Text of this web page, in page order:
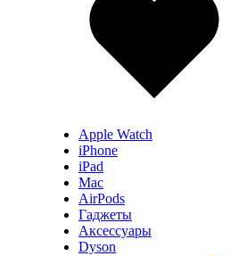
Apple Watch
iPhone
iPad
Mac
AirPods
Гаджеты
Аксессуары
Dyson